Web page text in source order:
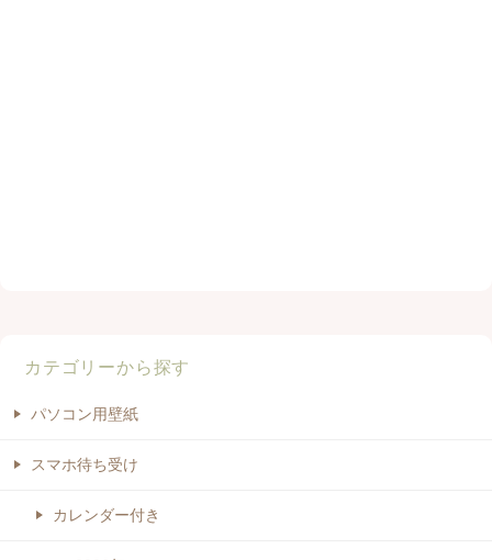
カテゴリーから探す
パソコン用壁紙
スマホ待ち受け
カレンダー付き